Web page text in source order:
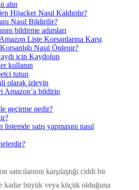
alın
Hijacker Nasıl Kaldırılır?
Nasıl Bildirilir?
bildirme adımları
Liste Korsanlarına Karşı
Nasıl Önlenir?
için Kaydolun
kullanın
tutun
olarak izleyin
Amazon’a bildirin
geçirme nedir?
satış yapmasını nasıl
satıcılarının karşılaştığı ciddi bir
kadar büyük veya küçük olduğuna